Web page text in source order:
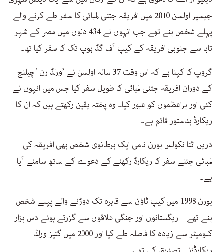
جیسپر اولسن 2010 میں افریقہ جتنی لمبائی کا سفر طے کرنے والے
پہلے شخص بنے تھے جب انہوں نے 434 دنوں میں مصر کے شہر
تابا سے جنوبی افریقہ کے کیپ آف گڈ ہوپ تک کا سفر کیا تھا۔
گروپ کا کہنا ہے کہ اس وقت 37 سالہ اولسن نے ’ورلڈ رن ‘چیلنج
کے دوران افریقہ جتنی لمبائی کا طویل سفر کیا جس میں انہوں نے
کئی اور براعظموں کو عبور کیا۔ وہ پختہ یقین رکھتے ہیں کہ ان کا
ریکارڈ بدستور قائم ہے۔
دریں اثنا نکولس بورن نامی ایک برطانوی شخص بھی افریقہ کی
لمبائی جتنے سفر کا ریکارڈ رکھنے کے دعوے کے ساتھ سامنے آیا
ہے۔
بورن 1998 میں کیپ ٹاؤن سے قاہرہ تک دوڑنے والے پہلے شخص
بنے تھے – ریگستانوں اور جنگی علاقوں سے گزرتے ہوئے دس ہزار
کلومیٹر سے زیادہ کا فاصلہ طے کیا اور 2000 میں گنیز ورلڈ